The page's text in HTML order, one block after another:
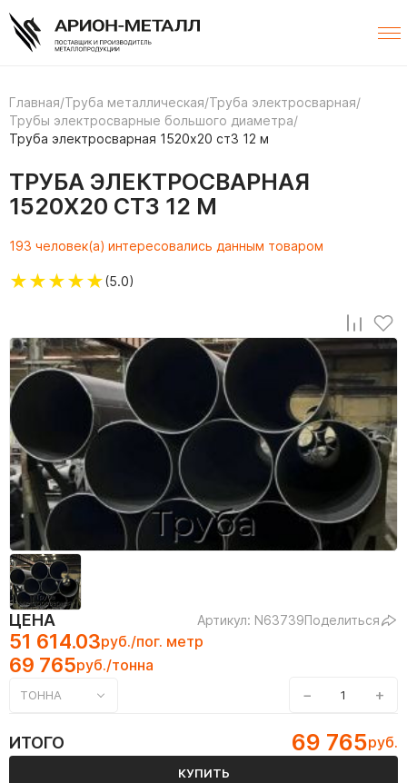
Главная/Труба металлическая/Труба электросварная/
Трубы электросварные большого диаметра/
Труба электросварная 1520х20 ст3 12 м
ТРУБА ЭЛЕКТРОСВАРНАЯ
1520Х20 СТ3 12 М
193 человек(а) интересовались данным товаром
★★★★★(5.0)
ЦЕНА Артикул: N63739Поделиться
51 614.03руб./пог. метр
69 765руб./тонна
ТОННА − +
ИТОГО 69 765руб.
КУПИТЬ